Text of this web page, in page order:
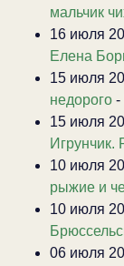
мальчик
16 июля
Елена
15 июля
недорого -
15 июля
Игрунчик.
10 июля
рыжие и
10 июля
06 июля